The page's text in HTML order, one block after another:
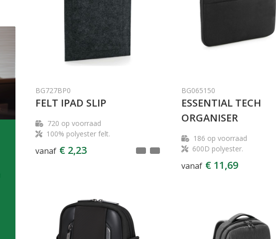
BG727BP0
FELT IPAD SLIP
720 op voorraad
100% polyester felt.
vanaf € 2,23
BG065150
ESSENTIAL TECH
ORGANISER
186 op voorraad
600D polyester.
vanaf € 11,69